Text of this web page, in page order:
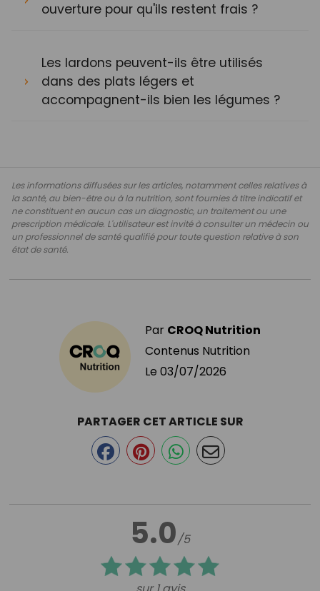
ouverture pour qu'ils restent frais ?
Les lardons peuvent-ils être utilisés
dans des plats légers et
accompagnent-ils bien les légumes ?
Les informations diffusées sur les articles, notamment celles relatives à
la santé, au bien-être ou à la nutrition, sont fournies à titre indicatif et
ne constituent en aucun cas un diagnostic, un traitement ou une
prescription médicale. L'utilisateur est invité à consulter un médecin ou
un professionnel de santé qualifié pour toute question relative à son
état de santé.
Par CROQ Nutrition
Contenus Nutrition
Le 03/07/2026
5.0/5
PARTAGER CET ARTICLE SUR